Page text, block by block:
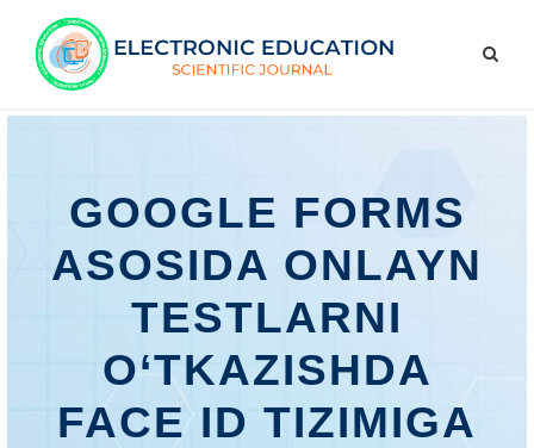
GOOGLE FORMS
ASOSIDA ONLAYN
TESTLARNI
O‘TKAZISHDA
FACE ID TIZIMIGA